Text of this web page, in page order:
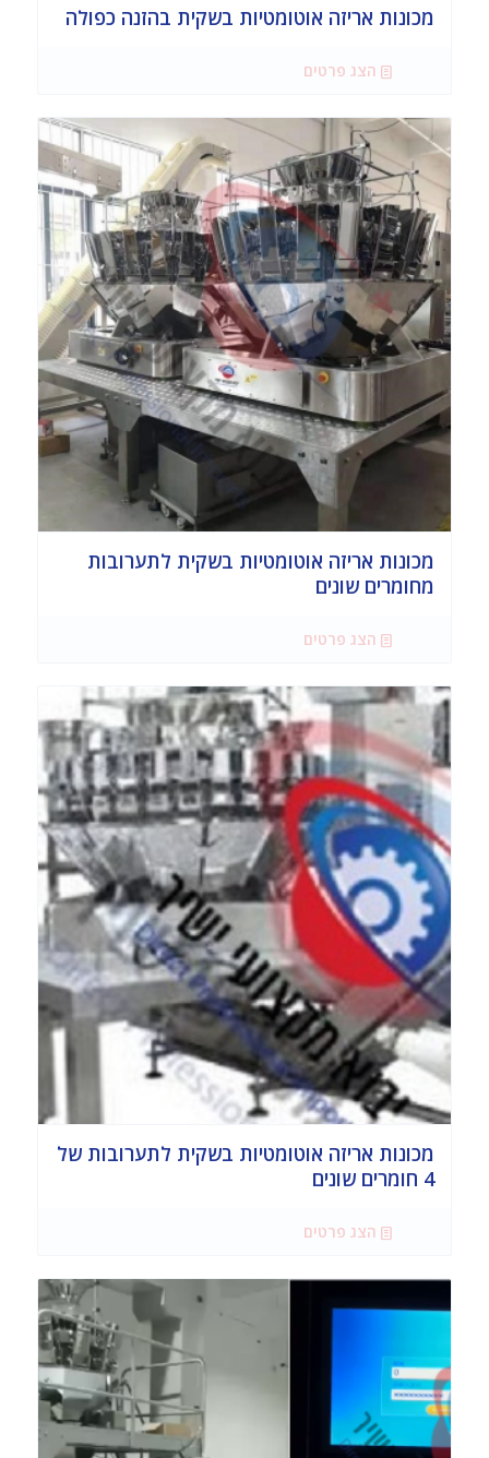
מכונות אריזה אוטומטיות בשקית בהזנה כפולה
הצג פרטים
מכונות אריזה אוטומטיות בשקית לתערובות
מחומרים שונים
הצג פרטים
מכונות אריזה אוטומטיות בשקית לתערובות של
4 חומרים שונים
הצג פרטים